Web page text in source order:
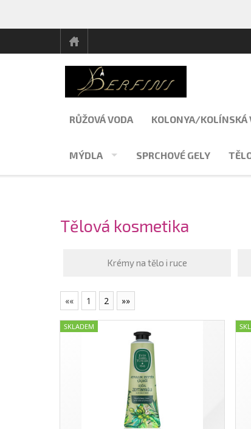
RŮŽOVÁ VODA KOLONYA/KOLÍNSKÁ
MÝDLA SPRCHOVÉ GELY
Tělová kosmetika
Krémy na tělo i ruce
«« 1 2 »»
SKLADEM